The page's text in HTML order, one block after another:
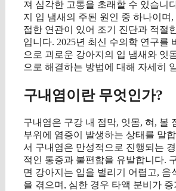
져 심각한 고통을 초래할 수 있습니
지 입 냄새의 주된 원인 중 하나이며,
접한 연관이 있어 조기 진단과 적절
입니다. 2025년 최신 수의학 연구를
으로 괴로운 강아지의 입 냄새와 잇
으로 해결하는 방법에 대해 자세히
구내염이란 무엇인가?
구내염은 구강 내 점막, 잇몸, 혀, 볼
부위에 염증이 발생하는 상태를 말
서 구내염은 만성적으로 진행되는
적인 통증과 불편함을 유발합니다.
면 강아지는 입을 벌리기 어렵고, 음
을 겪으며, 심한 경우 타액 분비가 증